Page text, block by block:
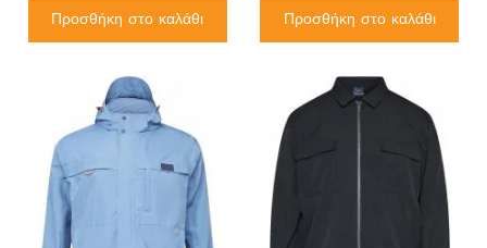
Προσθήκη στο καλάθι Προσθήκη στο καλάθι